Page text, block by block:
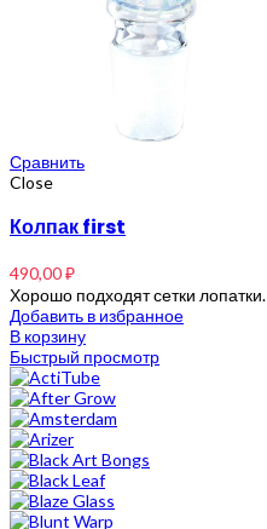
Сравнить
Close
Колпак first
490,00₽
Хорошо подходят сетки лопатки.
Добавить в избранное
В корзину
Быстрый просмотр